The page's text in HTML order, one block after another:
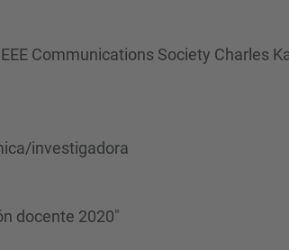
Communications Society Charles
investigadora
docente 2020"